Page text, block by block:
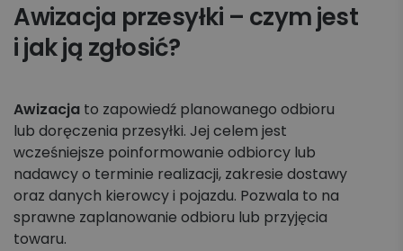
Pierwsze kroki
Ustawienia
Płatności i faktury
Reklamacje
Nadawanie
Awizacja przesyłki – czym jest
i jak ją zgłosić?
Awizacja to zapowiedź planowanego odbioru
lub doręczenia przesyłki. Jej celem jest
wcześniejsze poinformowanie odbiorcy lub
nadawcy o terminie realizacji, zakresie dostawy
oraz danych kierowcy i pojazdu. Pozwala to na
sprawne zaplanowanie odbioru lub przyjęcia
towaru.